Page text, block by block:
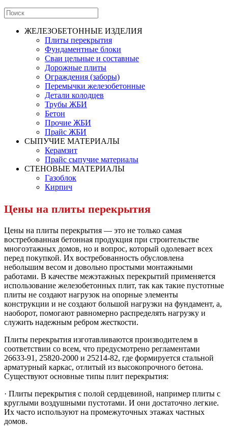
ЖЕЛЕЗОБЕТОННЫЕ ИЗДЕЛИЯ
Плиты перекрытия
Фундаментные блоки
Сваи цельные и составные
Дорожные плиты
Ограждения (заборы)
Перемычки железобетонные
Детали колодцев
Трубы ЖБИ
Бетон
Прочие ЖБИ
Прайс ЖБИ
СЫПУЧИЕ МАТЕРИАЛЫ
Керамзит
Прайс сыпучие материалы
СТЕНОВЫЕ МАТЕРИАЛЫ
Газоблок
Кирпич
Цены на плиты перекрытия
Цены на плиты перекрытия — это не только самая
востребованная бетонная продукция при строительстве
многоэтажных домов, но и вопрос, который одолевает всех
перед покупкой. Их востребованность обусловлена
небольшим весом и довольно простыми монтажными
работами. В качестве межэтажных перекрытий применяется
использование железобетонных плит, так как такие пустотные
плиты не создают нагрузок на опорные элементы
конструкции и не создают большой нагрузки на фундамент, а,
наоборот, помогают равномерно распределять нагрузку и
служить надежным ребром жесткости.
Плиты перекрытия изготавливаются производителем в
соответствии со всем, что предусмотрено регламентами
26633-91, 25820-2000 и 25214-82, где формируется стальной
арматурный каркас, отлитый из высокопрочного бетона.
Существуют основные типы плит перекрытия:
· Плиты перекрытия с полой сердцевиной, например плиты с
круглыми воздушными пустотами. И они достаточно легкие.
Их часто используют на промежуточных этажах частных
домов.